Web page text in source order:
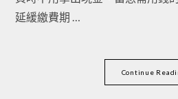
延緩繳費期 …
Continue